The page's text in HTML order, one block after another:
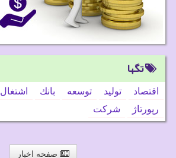
تگها
اقتصاد تولید توسعه بانك اشتغال
رپورتاژ
شركت
صفحه اخبار